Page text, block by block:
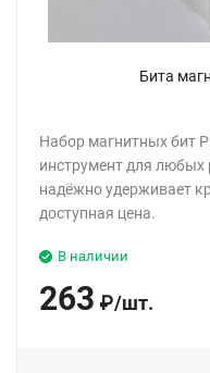
Бита
Набор магнитных бит
инструмент для любых
надёжно удерживает
доступная цена.
В наличии
263 ₽/шт.